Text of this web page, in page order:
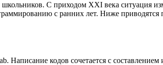
С приходом XXI века ситуация
с ранних лет. Ниже
кодов сочетается с